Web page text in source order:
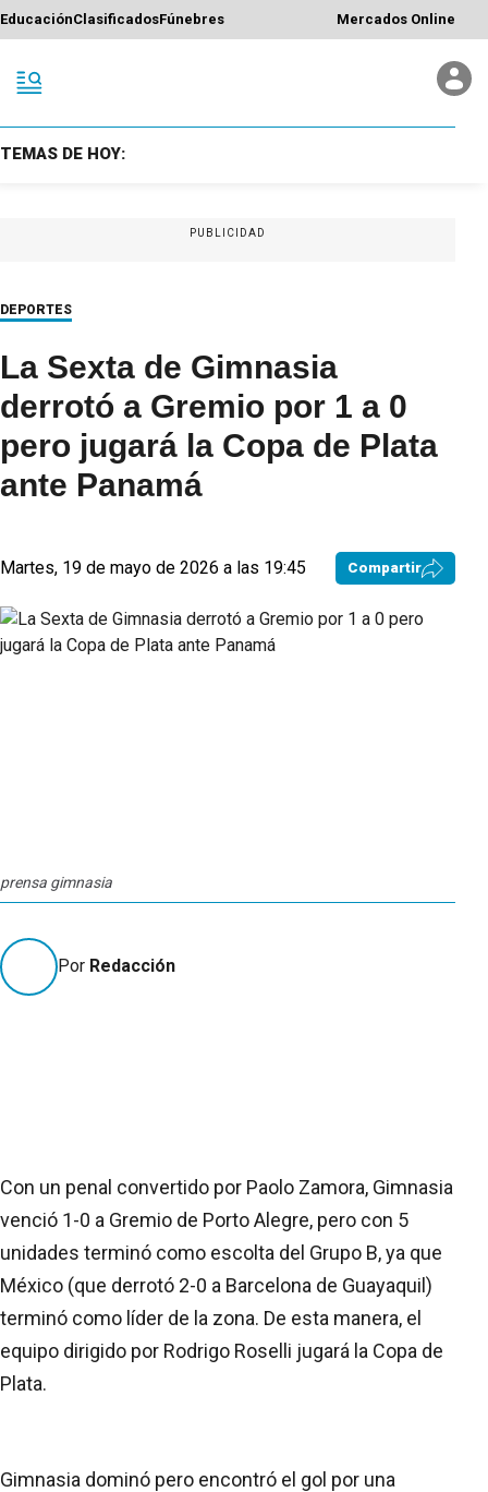
EducaciónClasificadosFúnebres Mercados Online
TEMAS DE HOY:
PUBLICIDAD
DEPORTES
La Sexta de Gimnasia
derrotó a Gremio por 1 a 0
pero jugará la Copa de Plata
ante Panamá
Martes, 19 de mayo de 2026 a las 19:45 Compartir
prensa gimnasia
Por Redacción
Con un penal convertido por Paolo Zamora, Gimnasia
venció 1-0 a Gremio de Porto Alegre, pero con 5
unidades terminó como escolta del Grupo B, ya que
México (que derrotó 2-0 a Barcelona de Guayaquil)
terminó como líder de la zona. De esta manera, el
equipo dirigido por Rodrigo Roselli jugará la Copa de
Plata.
Gimnasia dominó pero encontró el gol por una